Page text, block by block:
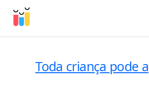
Toda criança pode